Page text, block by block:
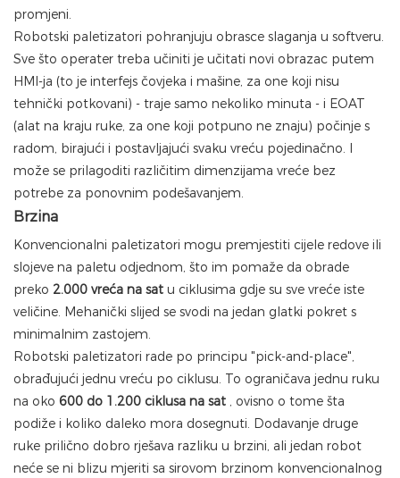
promjeni.
Robotski paletizatori pohranjuju obrasce slaganja u softveru.
Sve što operater treba učiniti je učitati novi obrazac putem
HMI-ja (to je interfejs čovjeka i mašine, za one koji nisu
tehnički potkovani) - traje samo nekoliko minuta - i EOAT
(alat na kraju ruke, za one koji potpuno ne znaju) počinje s
radom, birajući i postavljajući svaku vreću pojedinačno. I
može se prilagoditi različitim dimenzijama vreće bez
potrebe za ponovnim podešavanjem.
Brzina
Konvencionalni paletizatori mogu premjestiti cijele redove ili
slojeve na paletu odjednom, što im pomaže da obrade
preko 2.000 vreća na sat u ciklusima gdje su sve vreće iste
veličine. Mehanički slijed se svodi na jedan glatki pokret s
minimalnim zastojem.
Robotski paletizatori rade po principu "pick-and-place",
obrađujući jednu vreću po ciklusu. To ograničava jednu ruku
na oko 600 do 1.200 ciklusa na sat , ovisno o tome šta
podiže i koliko daleko mora dosegnuti. Dodavanje druge
ruke prilično dobro rješava razliku u brzini, ali jedan robot
neće se ni blizu mjeriti sa sirovom brzinom konvencionalnog